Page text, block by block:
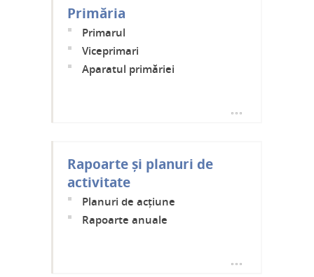
Primăria
Primarul
Viceprimari
Aparatul primăriei
Rapoarte și planuri de
activitate
Planuri de acțiune
Rapoarte anuale